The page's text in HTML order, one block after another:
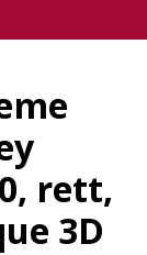
rett,
3D